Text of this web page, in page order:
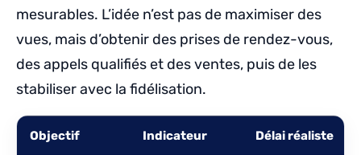
mesurables. L’idée n’est pas de maximiser des
vues, mais d’obtenir des prises de rendez-vous,
des appels qualifiés et des ventes, puis de les
stabiliser avec la fidélisation.
Objectif Indicateur Délai réaliste